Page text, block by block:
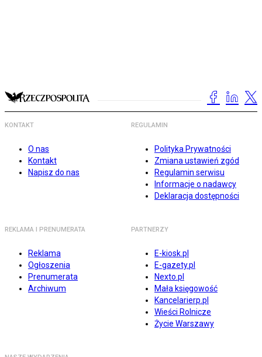
KONTAKT
O nas
Kontakt
Napisz do nas
REGULAMIN
Polityka Prywatności
Zmiana ustawień zgód
Regulamin serwisu
Informacje o nadawcy
Deklaracja dostępności
REKLAMA I PRENUMERATA
Reklama
Ogłoszenia
Prenumerata
Archiwum
PARTNERZY
E-kiosk.pl
E-gazety.pl
Nexto.pl
Mała księgowość
Kancelarierp.pl
Wieści Rolnicze
Życie Warszawy